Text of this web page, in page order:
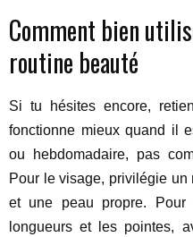
Comment bien
routine beauté
Si tu hésites encore,
fonctionne mieux quand il
ou hebdomadaire, pas
Pour le visage, privilégie
et une peau propre.
longueurs et les pointes,